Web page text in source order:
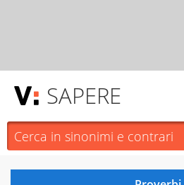
SAPERE